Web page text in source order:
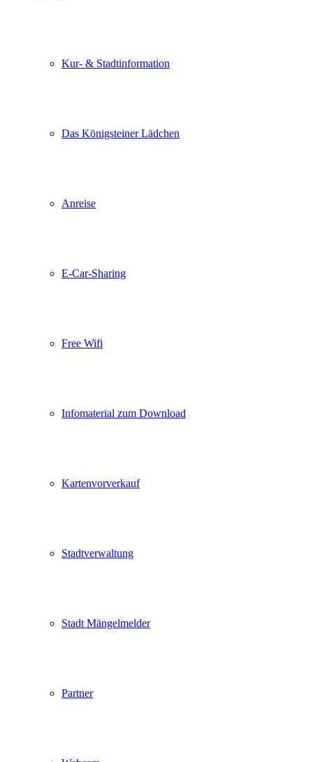
Kur- & Stadtinformation
Das Königsteiner Lädchen
Anreise
E-Car-Sharing
Free Wifi
Infomaterial zum Download
Kartenvorverkauf
Stadtverwaltung
Stadt Mängelmelder
Partner